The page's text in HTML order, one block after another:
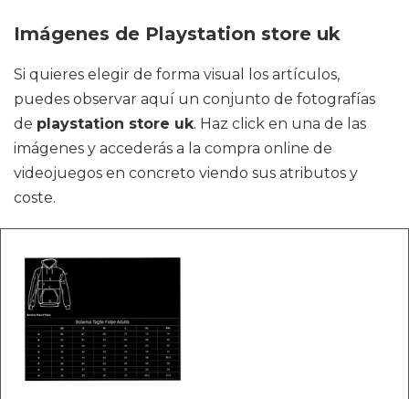
Imágenes de Playstation store uk
Si quieres elegir de forma visual los artículos,
puedes observar aquí un conjunto de fotografías
de playstation store uk. Haz click en una de las
imágenes y accederás a la compra online de
videojuegos en concreto viendo sus atributos y
coste.